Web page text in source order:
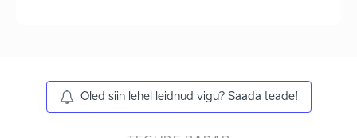
Oled siin lehel leidnud vigu? Saada teade!